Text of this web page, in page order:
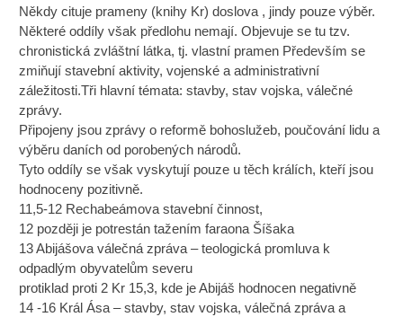
Někdy cituje prameny (knihy Kr) doslova , jindy pouze výběr.
Některé oddíly však předlohu nemají. Objevuje se tu tzv.
chronistická zvláštní látka, tj. vlastní pramen Především se
zmiňují stavební aktivity, vojenské a administrativní
záležitosti.Tři hlavní témata: stavby, stav vojska, válečné
zprávy.
Připojeny jsou zprávy o reformě bohoslužeb, poučování lidu a
výběru daních od porobených národů.
Tyto oddíly se však vyskytují pouze u těch králích, kteří jsou
hodnoceny pozitivně.
11,5-12 Rechabeámova stavební činnost,
12 později je potrestán tažením faraona Šíšaka
13 Abijášova válečná zpráva – teologická promluva k
odpadlým obyvatelům severu
protiklad proti 2 Kr 15,3, kde je Abijáš hodnocen negativně
14 -16 Král Ása – stavby, stav vojska, válečná zpráva a